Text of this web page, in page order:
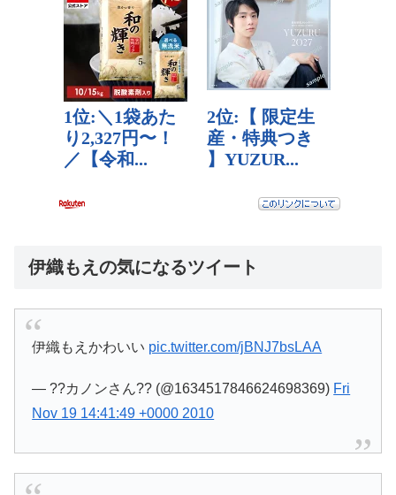
伊織もえの気になるツイート
伊織もえかわいい pic.twitter.com/jBNJ7bsLAA
— ??カノンさん?? (@1634517846624698369) Fri
Nov 19 14:41:49 +0000 2010